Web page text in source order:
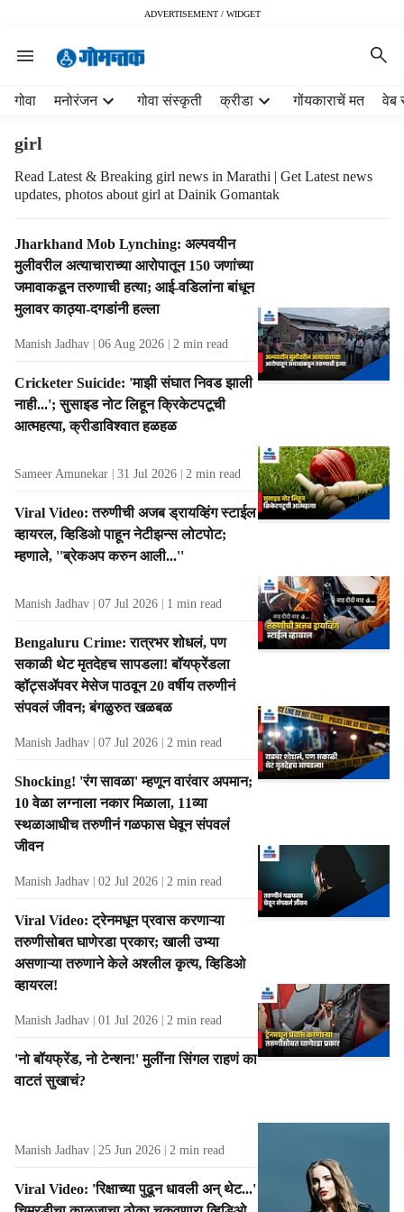
ADVERTISEMENT / WIDGET
गोवा मनोरंजन गोवा संस्कृती क्रीडा गोंयकाराचें मत वेब
girl
Read Latest & Breaking girl news in Marathi | Get Latest news
updates, photos about girl at Dainik Gomantak
T
a
g
R
e
s
l
t
s
Jharkhand Mob Lynching: अल्पवयीन
मुलीवरील अत्याचाराच्या आरोपातून 150 जणांच्या
जमावाकडून तरुणाची हत्या; आई-वडिलांना बांधून
मुलावर काठ्या-दगडांनी हल्ला
Manish Jadhav 06 Aug 2026 2 min read
Cricketer Suicide: 'माझी संघात निवड झाली
नाही...'; सुसाइड नोट लिहून क्रिकेटपटूची
आत्महत्या, क्रीडाविश्वात हळहळ
Sameer Amunekar 31 Jul 2026 2 min read
Viral Video: तरुणीची अजब ड्रायव्हिंग स्टाईल
व्हायरल, व्हिडिओ पाहून नेटीझन्स लोटपोट;
म्हणाले, ''ब्रेकअप करुन आली...''
Manish Jadhav 07 Jul 2026 1 min read
Bengaluru Crime: रात्रभर शोधलं, पण
सकाळी थेट मृतदेहच सापडला! बॉयफ्रेंडला
व्हॉट्सॲपवर मेसेज पाठवून 20 वर्षीय तरुणीनं
संपवलं जीवन; बंगळुरुत खळबळ
Manish Jadhav 07 Jul 2026 2 min read
Shocking! 'रंग सावळा' म्हणून वारंवार अपमान;
10 वेळा लग्नाला नकार मिळाला, 11व्या
स्थळाआधीच तरुणीनं गळफास घेवून संपवलं
जीवन
Manish Jadhav 02 Jul 2026 2 min read
Viral Video: ट्रेनमधून प्रवास करणाऱ्या
तरुणीसोबत घाणेरडा प्रकार; खाली उभ्या
असणाऱ्या तरुणाने केले अश्लील कृत्य, व्हिडिओ
व्हायरल!
Manish Jadhav 01 Jul 2026 2 min read
'नो बॉयफ्रेंड, नो टेन्शन!' मुलींना सिंगल राहणं का
वाटतं सुखाचं?
Manish Jadhav 25 Jun 2026 2 min read
Viral Video: 'रिक्षाच्या पुढून धावली अन् थेट...'